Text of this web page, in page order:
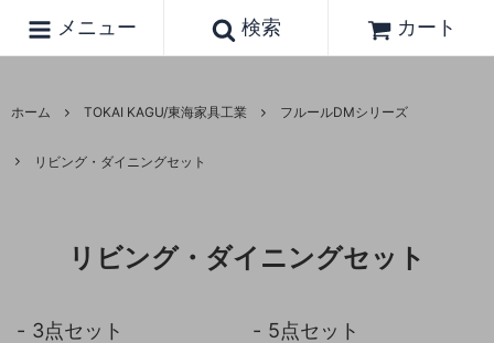
メニュー 検索 カート
ホーム TOKAI KAGU/東海家具工業 フルールDMシリーズ
リビング・ダイニングセット
リビング・ダイニングセット
3点セット 5点セット